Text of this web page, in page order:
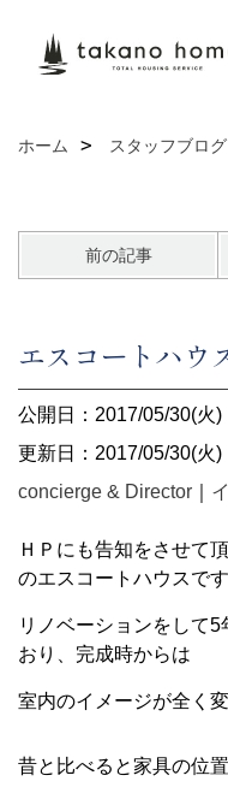
ホーム スタッフブログ
前の記事
エスコートハウ
公開日：2017/05/30(火)
更新日：2017/05/30(火)
concierge & Director
ＨＰにも告知をさせて
のエスコートハウスです
リノベーションをして
おり、完成時からは
室内のイメージが全く
昔と比べると家具の位